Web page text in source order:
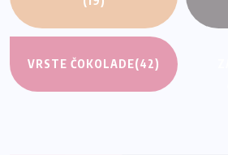
VRSTE ČOKOLADE(42)